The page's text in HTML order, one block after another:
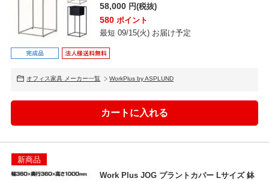
58,000 円(税抜)
580 ポイント
最短 09/15(火) お届け予定
オフィス家具 メーカー一覧 WorkPlus by ASPLUND
新商品
Work Plus JOG プラントカバー Lサイズ 鉢